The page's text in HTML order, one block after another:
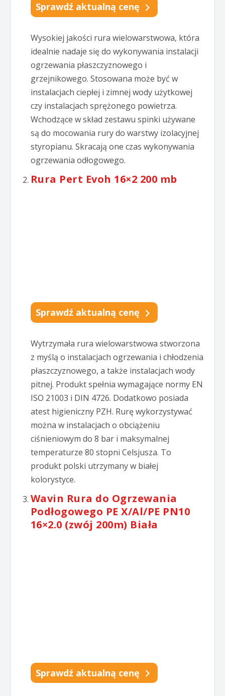
Sprawdź aktualną cenę
Wysokiej jakości rura wielowarstwowa, która
idealnie nadaje się do wykonywania instalacji
ogrzewania płaszczyznowego i
grzejnikowego. Stosowana może być w
instalacjach ciepłej i zimnej wody użytkowej
czy instalacjach sprężonego powietrza.
Wchodzące w skład zestawu spinki używane
są do mocowania rury do warstwy izolacyjnej
styropianu. Skracają one czas wykonywania
ogrzewania odłogowego.
Rura Pert Evoh 16×2 200 mb
Sprawdź aktualną cenę
Wytrzymała rura wielowarstwowa stworzona
z myślą o instalacjach ogrzewania i chłodzenia
płaszczyznowego, a także instalacjach wody
pitnej. Produkt spełnia wymagające normy EN
ISO 21003 i DIN 4726. Dodatkowo posiada
atest higieniczny PZH. Rurę wykorzystywać
można w instalacjach o obciążeniu
ciśnieniowym do 8 bar i maksymalnej
temperaturze 80 stopni Celsjusza. To
produkt polski utrzymany w białej
kolorystyce.
Wavin Rura do Ogrzewania
Podłogowego PE X/Al/PE PN10
16×2.0 (zwój 200m) Biała
Sprawdź aktualną cenę